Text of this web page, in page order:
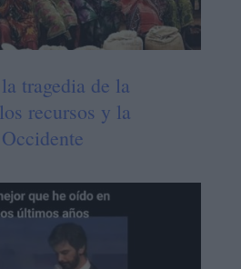
tragedia de la
recursos y la